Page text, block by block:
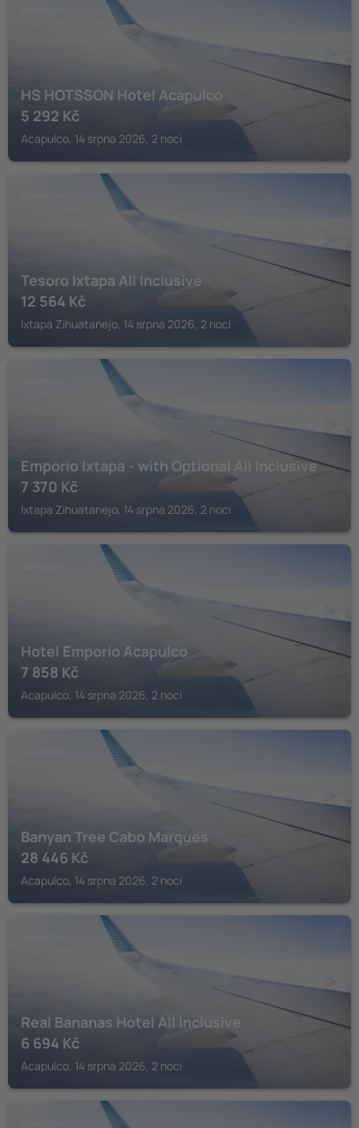
HS HOTSSON Hotel Acapulco
5 292 Kč
Acapulco, 14 srpna 2026, 2 noci
Tesoro Ixtapa All Inclusive
12 564 Kč
Ixtapa Zihuatanejo, 14 srpna 2026, 2 noci
Emporio Ixtapa - with Optional All Inclusive
7 370 Kč
Ixtapa Zihuatanejo, 14 srpna 2026, 2 noci
Hotel Emporio Acapulco
7 858 Kč
Acapulco, 14 srpna 2026, 2 noci
Banyan Tree Cabo Marques
28 446 Kč
Acapulco, 14 srpna 2026, 2 noci
Real Bananas Hotel All Inclusive
6 694 Kč
Acapulco, 14 srpna 2026, 2 noci